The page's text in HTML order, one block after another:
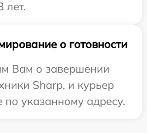
лет.
о готовности
Вам о завершении
Sharp, и курьер
по указанному адресу.